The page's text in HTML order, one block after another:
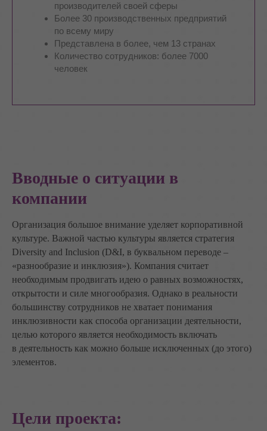
производителей своей сферы
Более 30 производственных предприятий
по всему миру
Представлена в более, чем 13 странах
Количество сотрудников: более 7000
человек
Вводные о ситуации в
компании
Организация большое внимание уделяет корпоративной
культуре. Важной частью культуры является стратегия
Diversity and Inclusion (D&I, в буквальном переводе –
«разнообразие и инклюзия»). Компания считает
необходимым продвигать идею о равных возможностях,
открытости и силе многообразия. Однако в реальности
большинству сотрудников не хватает понимания
инклюзивности как способа организации деятельности,
целью которого является необходимость включать
в деятельность как можно больше исключенных (до этого)
элементов.
Цели проекта: